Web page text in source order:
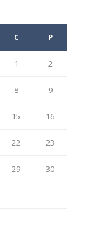
C P
1 2
8 9
15 16
22 23
29 30